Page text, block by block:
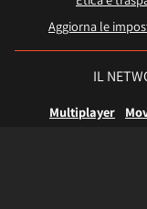
Aggiorna le
IL
Multiplayer